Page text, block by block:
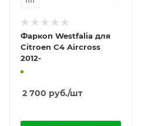
Фаркоп Westfalia для
Citroen C4 Aircross
2012-
2 700 руб./шт